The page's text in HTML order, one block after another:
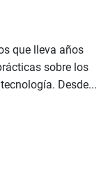
que lleva años
sobre los
Desde...